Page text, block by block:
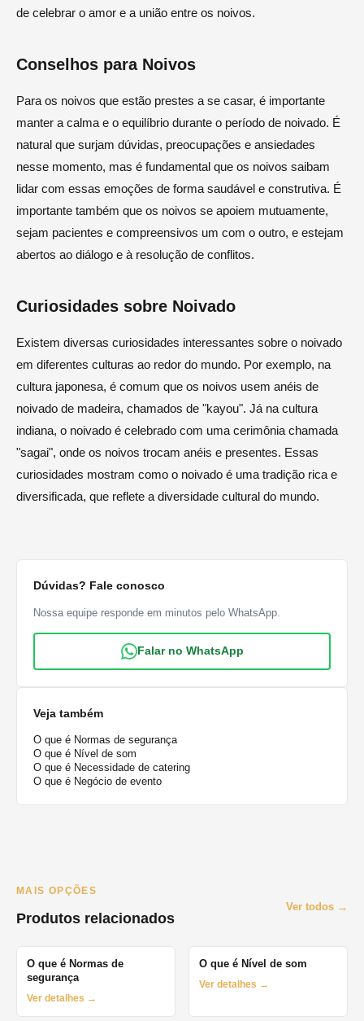
de celebrar o amor e a união entre os noivos.
Conselhos para Noivos
Para os noivos que estão prestes a se casar, é importante
manter a calma e o equilíbrio durante o período de noivado. É
natural que surjam dúvidas, preocupações e ansiedades
nesse momento, mas é fundamental que os noivos saibam
lidar com essas emoções de forma saudável e construtiva. É
importante também que os noivos se apoiem mutuamente,
sejam pacientes e compreensivos um com o outro, e estejam
abertos ao diálogo e à resolução de conflitos.
Curiosidades sobre Noivado
Existem diversas curiosidades interessantes sobre o noivado
em diferentes culturas ao redor do mundo. Por exemplo, na
cultura japonesa, é comum que os noivos usem anéis de
noivado de madeira, chamados de "kayou". Já na cultura
indiana, o noivado é celebrado com uma cerimônia chamada
"sagai", onde os noivos trocam anéis e presentes. Essas
curiosidades mostram como o noivado é uma tradição rica e
diversificada, que reflete a diversidade cultural do mundo.
Dúvidas? Fale conosco
Nossa equipe responde em minutos pelo WhatsApp.
Falar no WhatsApp
Veja também
O que é Normas de segurança
O que é Nível de som
O que é Necessidade de catering
O que é Negócio de evento
MAIS OPÇÕES
Produtos relacionados
Ver todos →
O que é Normas de
segurança
Ver detalhes →
O que é Nível de som
Ver detalhes →